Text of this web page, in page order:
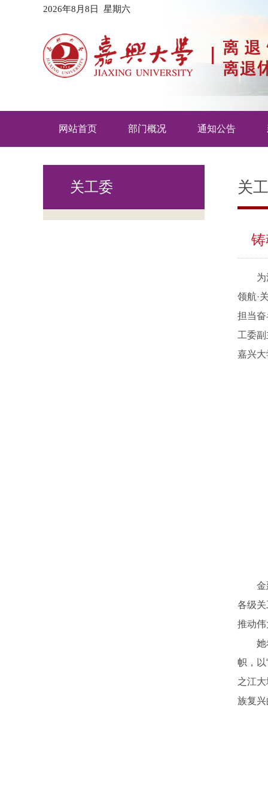
2026年8月8日 星期六
网站首页 部门概况 通知公告
关工委 关
领航·
担当
工委
嘉兴大
金
各级关
推动伟
她
帜，以
之江大
族复兴